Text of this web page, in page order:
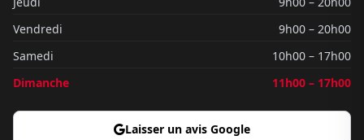
Vendredi
9h00 – 20h00
Samedi
10h00 – 17h00
Dimanche
11h00 – 17h00
Laisser un avis Google